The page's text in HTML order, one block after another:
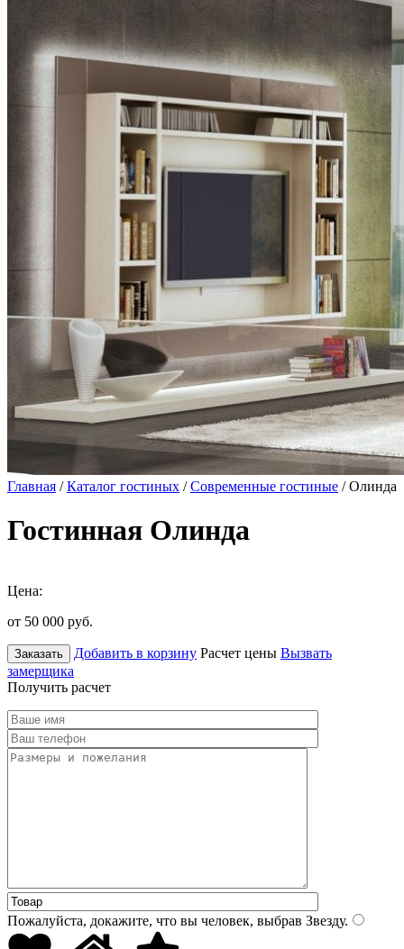
Главная /Каталог гостиных /Современные гостиные / Олинда
Гостинная Олинда
Цена:
от 50 000 руб.
Заказать Добавить в корзину Расчет цены Вызвать
замерщика
Получить расчет
Пожалуйста, докажите, что вы человек, выбрав Звезду.